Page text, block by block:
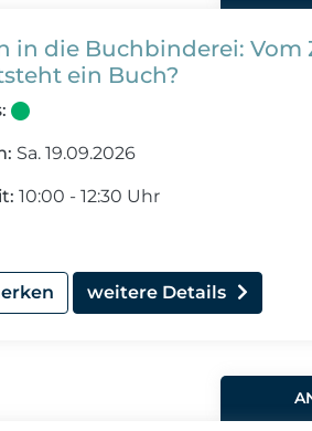
in die Buchbinderei:
ein Buch?
Sa.19.09.2026
10:00 - 12:30 Uhr
weitere Details